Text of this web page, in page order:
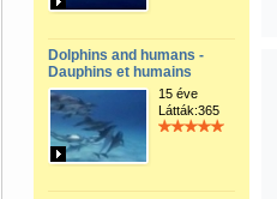
Dolphins and humans -
Dauphins et humains
15 éve
Látták:365